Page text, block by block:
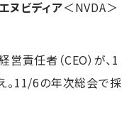
エヌビディア＜NVDA＞
営責任者（CEO）が、1
。11/6の年次総会で採